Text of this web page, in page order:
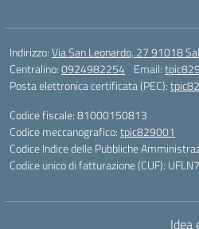
Indirizzo:Via San Leonardo, 27 91018
Centralino:0924982254 Email:
Posta elettronica certificata (PEC):
Codice fiscale: 81000150813
Codice meccanografico:tpic829001
Codice Indice delle Pubbliche
Codice unico di fatturazione (CUF):
Idea